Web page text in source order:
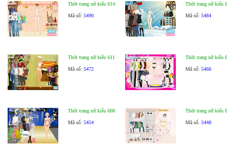
Thời trang nữ kiểu 614
Mã số: 5490
Thời trang nữ kiểu
Mã số: 5484
Thời trang nữ kiểu 611
Mã số: 5472
Thời trang nữ kiểu
Mã số: 5466
Thời trang nữ kiểu 608
Mã số: 5454
Thời trang nữ kiểu
Mã số: 5448